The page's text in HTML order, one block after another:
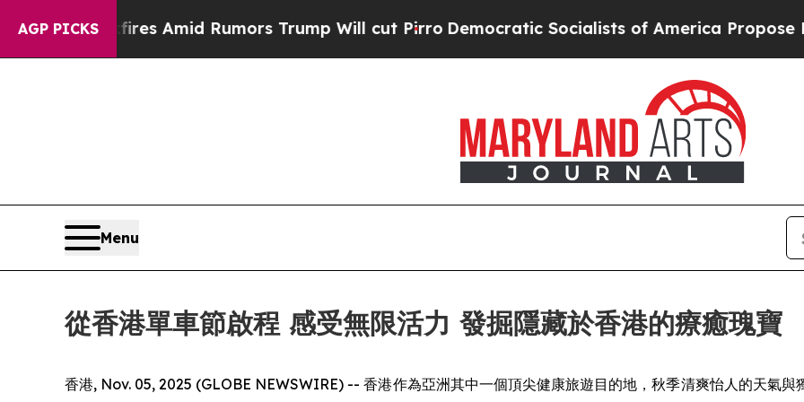
AGP PICKS
Rumors Trump Will cut PirroDemocratic Socialists of America Propose Radical Overhaul of
Menu
從香港單車節啟程 感受無限活力 發掘隱藏於香港的療癒瑰寶
香港, Nov. 05, 2025 (GLOBE NEWSWIRE) -- 香港作為亞洲其中一個頂尖健康旅遊目的地，秋季清爽怡人的天氣